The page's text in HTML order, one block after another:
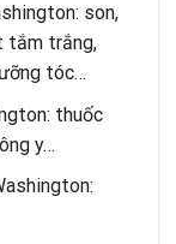
son,
tắm trắng,
tóc…
thuốc
y…